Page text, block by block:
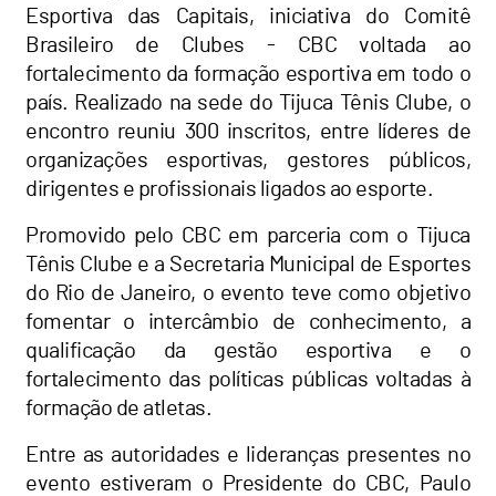
Esportiva das Capitais, iniciativa do Comitê
Brasileiro de Clubes - CBC voltada ao
fortalecimento da formação esportiva em todo o
país. Realizado na sede do Tijuca Tênis Clube, o
encontro reuniu 300 inscritos, entre líderes de
organizações esportivas, gestores públicos,
dirigentes e profissionais ligados ao esporte.
Promovido pelo CBC em parceria com o Tijuca
Tênis Clube e a Secretaria Municipal de Esportes
do Rio de Janeiro, o evento teve como objetivo
fomentar o intercâmbio de conhecimento, a
qualificação da gestão esportiva e o
fortalecimento das políticas públicas voltadas à
formação de atletas.
Entre as autoridades e lideranças presentes no
evento estiveram o Presidente do CBC, Paulo